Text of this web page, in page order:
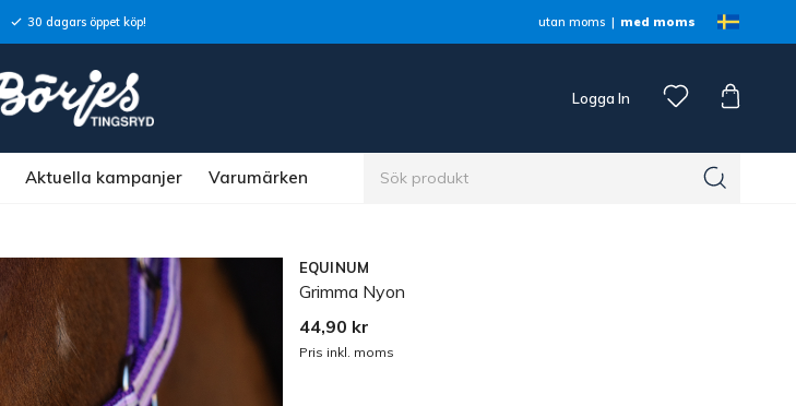
30 dagars öppet köp! utan moms med moms
Logga In
Aktuella kampanjer Varumärken
EQUINUM
Grimma Nyon
44,90 kr
Pris inkl. moms